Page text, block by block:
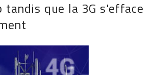
tandis que la 3G s'efface